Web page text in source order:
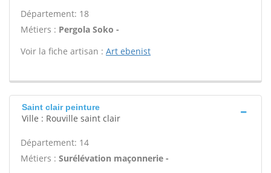
Département: 18
Métiers : Pergola Soko -
Voir la fiche artisan : Art ebenist
Saint clair peinture
Ville : Rouville saint clair
Département: 14
Métiers : Surélévation maçonnerie -